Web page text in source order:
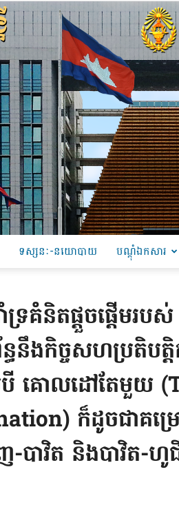
អង្គ
ទស្សនៈ-នយោបាយ បណ្ដុំឯកសារ
រគំនិតផ្តួចផ្តើមរប
ងកិច្ចសហប្រតិបត្តិ
គោលដៅតែមួយ
ក៏ដូចជាគម្រ
ញ-បាវិត និងបាវិត